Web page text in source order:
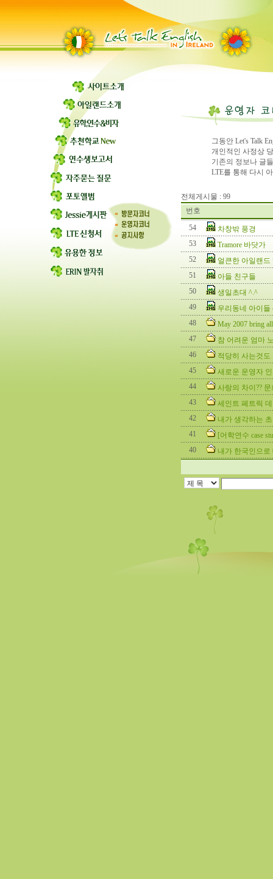
그동안 Let's Talk
개인적인 사정상
기존의 정보나 글
LTE를 통해 다시
전체게시물 : 99
번호
54
차창밖 풍경
53
Tramore 바닷가
52
얼큰한 아일랜드
51
아들 친구들
50
생일초대 ^.^
49
우리동네 아이들
48
May 2007 bring
47
참 어려운 엄마
46
적당히 사는것도
45
새로운 운영자
44
사랑의 차이?? 문
43
세인트 페트릭
42
내가 생각하는
41
[어학연수 case
40
내가 한국인으